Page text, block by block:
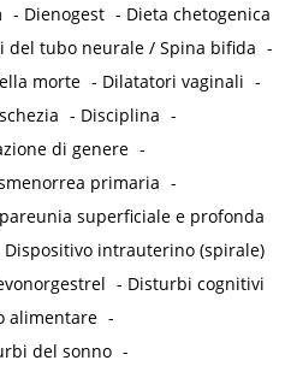
- Dienogest - Dieta chetogenica
del tubo neurale / Spina bifida -
morte - Dilatatori vaginali -
- Disciplina -
di genere -
primaria -
superficiale e profonda
Dispositivo intrauterino (spirale)
- Disturbi cognitivi
alimentare -
del sonno -